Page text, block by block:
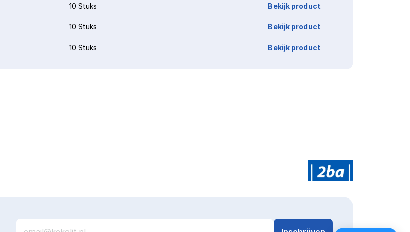
10 Stuks Bekijk product
10 Stuks Bekijk product
10 Stuks Bekijk product